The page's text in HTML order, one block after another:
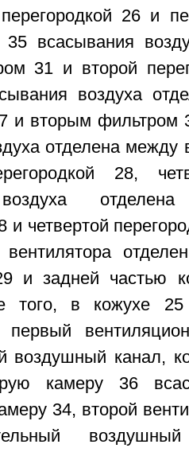
26 и
35 всасывания
31 и второй
воздуха
и вторым фильтром
отделена
28,
и четвертой
вентилятора
и задней частью
того, в кожухе 25
первый
воздушный канал,
камеру 36
34, второй